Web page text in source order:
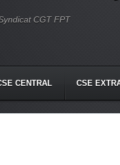
CGT FPT
CENTRAL CSE